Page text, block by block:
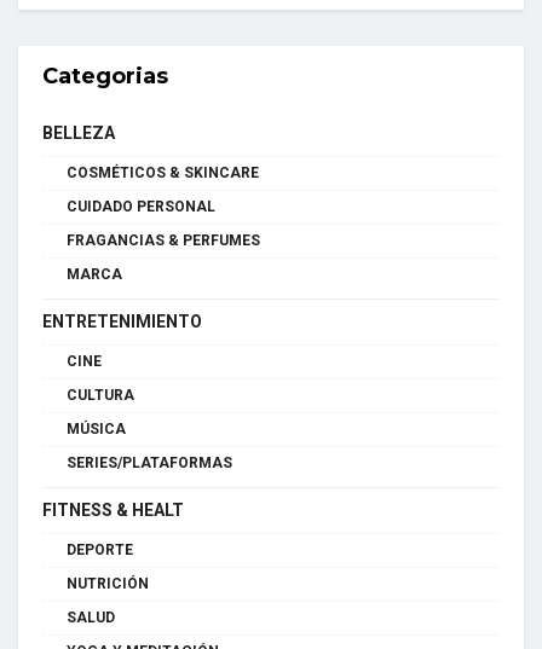
Categorias
BELLEZA
COSMÉTICOS & SKINCARE
CUIDADO PERSONAL
FRAGANCIAS & PERFUMES
MARCA
ENTRETENIMIENTO
CINE
CULTURA
MÚSICA
SERIES/PLATAFORMAS
FITNESS & HEALT
DEPORTE
NUTRICIÓN
SALUD